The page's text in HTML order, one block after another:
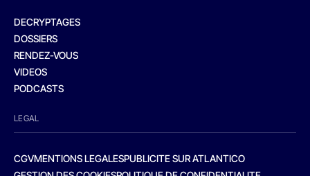
DECRYPTAGES
DOSSIERS
RENDEZ-VOUS
VIDEOS
PODCASTS
LEGAL
CGVMENTIONS LEGALESPUBLICITE SUR ATLANTICO